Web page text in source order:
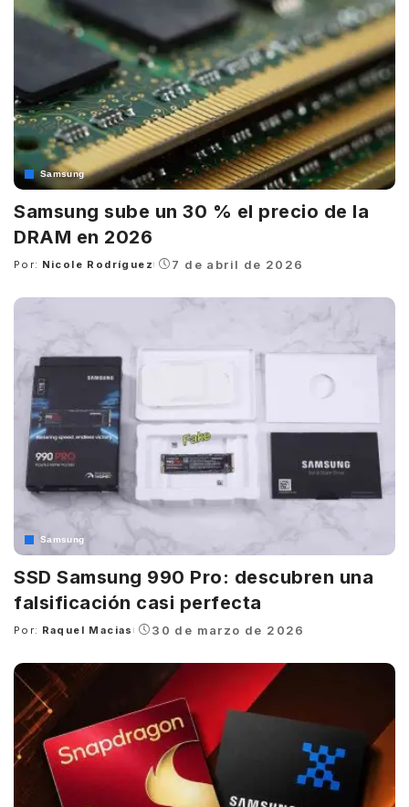
Samsung
Samsung sube un 30 % el precio de la
DRAM en 2026
Posted
Por: Nicole Rodríguez 7 de abril de 2026
Samsung
SSD Samsung 990 Pro: descubren una
falsificación casi perfecta
Posted
Por: Raquel Macias 30 de marzo de 2026